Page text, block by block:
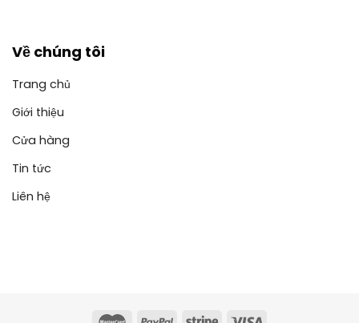
Về chúng tôi
Trang chủ
Giới thiệu
Cửa hàng
Tin tức
Liên hệ